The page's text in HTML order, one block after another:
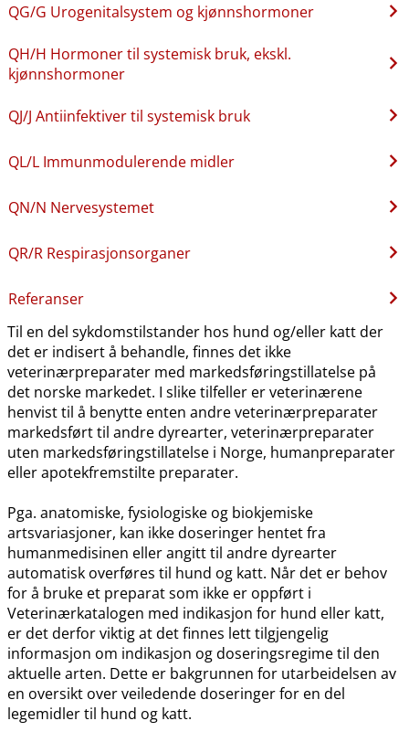
QG​/​G Urogenitalsystem og kjønnshormoner
QH​/​H Hormoner til systemisk bruk, ekskl.
kjønnshormoner
QJ​/​J Antiinfektiver til systemisk bruk
QL​/​L Immunmodulerende midler
QN​/​N Nervesystemet
QR​/​R Respirasjonsorganer
Referanser
Til en del sykdomstilstander hos hund og​/​eller katt der
det er indisert å behandle, finnes det ikke
veterinærpreparater med markedsføringstillatelse på
det norske markedet. I slike tilfeller er veterinærene
henvist til å benytte enten andre veterinærpreparater
markedsført til andre dyrearter, veterinærpreparater
uten markedsføringstillatelse i Norge, humanpreparater
eller apotekfremstilte preparater.
Pga. anatomiske, fysiologiske og biokjemiske
artsvariasjoner, kan ikke doseringer hentet fra
humanmedisinen eller angitt til andre dyrearter
automatisk overføres til hund og katt. Når det er behov
for å bruke et preparat som ikke er oppført i
Veterinærkatalogen med indikasjon for hund eller katt,
er det derfor viktig at det finnes lett tilgjengelig
informasjon om indikasjon og doseringsregime til den
aktuelle arten. Dette er bakgrunnen for utarbeidelsen av
en oversikt over veiledende doseringer for en del
legemidler til hund og katt.